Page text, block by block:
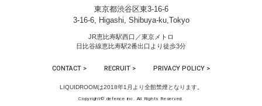
東京都渋谷区東3-16-6
3-16-6, Higashi, Shibuya-ku,Tokyo
JR恵比寿駅西口／東京メトロ
日比谷線恵比寿駅2番出口より徒歩3分
CONTACT > RECRUIT > PRIVACY POLICY >
LIQUIDROOMは2018年1月より全館禁煙となります。
Copyright© defence inc. All Rights Reserved.